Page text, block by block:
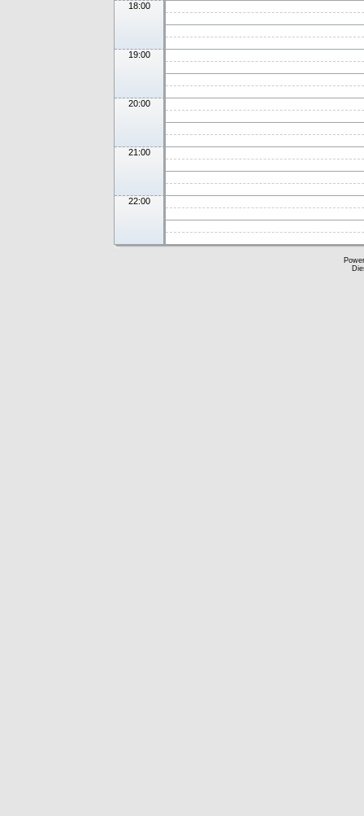
18:00
19:00
20:00
21:00
22:00